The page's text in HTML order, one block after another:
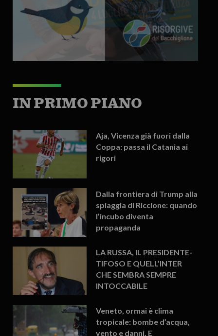
IN PRIMO PIANO
Aja, Vicenza già fuori dalla
Coppa: passa il Catania ai
rigori
Dalla frontiera di Trump alla
spiaggia di Riccione: quando
l’incubo diventa
propaganda
LA RUSSA, IL PRESIDENTE-
TIFOSO E QUELL’INTER
CHE SEMBRA SEMPRE
INTOCCABILE
Veneto, ormai è clima
tropicale: bombe d’acqua,
vento e danni. E